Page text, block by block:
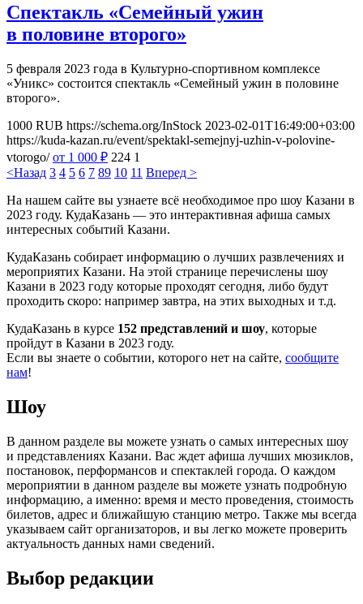
Спектакль «Семейный ужин
в половине второго»
5 февраля 2023 года в Культурно-спортивном комплексе
«Уникс» состоится спектакль «Семейный ужин в половине
второго».
1000 RUB https://schema.org/InStock 2023-02-01T16:49:00+03:00
https://kuda-kazan.ru/event/spektakl-semejnyj-uzhin-v-polovine-
vtorogo/ от 1 000 ₽ 224 1
<Назад 3 4 5 6 7 89 10 11 Вперед >
На нашем сайте вы узнаете всё необходимое про шоу Казани в
2023 году. КудаКазань — это интерактивная афиша самых
интересных событий Казани.
КудаКазань собирает информацию о лучших развлечениях и
мероприятих Казани. На этой странице перечислены шоу
Казани в 2023 году которые проходят сегодня, либо будут
проходить скоро: например завтра, на этих выходных и т.д.
КудаКазань в курсе 152 представлений и шоу, которые
пройдут в Казани в 2023 году.
Если вы знаете о событии, которого нет на сайте, сообщите
нам!
Шоу
В данном разделе вы можете узнать о самых интересных шоу
и представлениях Казани. Вас ждет афиша лучших мюзиклов,
постановок, перформансов и спектаклей города. О каждом
мероприятии в данном разделе вы можете узнать подробную
информацию, а именно: время и место проведения, стоимость
билетов, адрес и ближайшую станцию метро. Также мы всегда
указываем сайт организаторов, и вы легко можете проверить
актуальность данных нами сведений.
Выбор редакции